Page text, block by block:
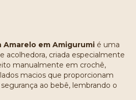
Amarelo em Amigurumi é uma
acolhedora, criada especialmente
manualmente em crochê,
macios que proporcionam
ao bebê, lembrando o